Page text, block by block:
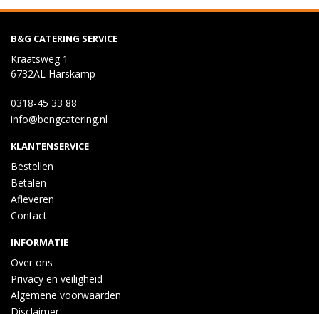
B&G CATERING SERVICE
Kraatsweg 1
6732AL Harskamp
0318-45 33 88
info@bengcatering.nl
KLANTENSERVICE
Bestellen
Betalen
Afleveren
Contact
INFORMATIE
Over ons
Privacy en veiligheid
Algemene voorwaarden